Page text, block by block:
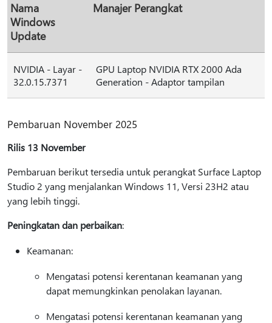
Nama
Windows
Update
Manajer Perangkat
NVIDIA - Layar -
32.0.15.7371
GPU Laptop NVIDIA RTX 2000 Ada
Generation - Adaptor tampilan
Pembaruan November 2025
Rilis 13 November
Pembaruan berikut tersedia untuk perangkat Surface Laptop
Studio 2 yang menjalankan Windows 11, Versi 23H2 atau
yang lebih tinggi.
Peningkatan dan perbaikan:
Keamanan:
Mengatasi potensi kerentanan keamanan yang
dapat memungkinkan penolakan layanan.
Mengatasi potensi kerentanan keamanan yang